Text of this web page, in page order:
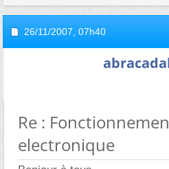
26/11/2007, 07h40
Re :
electronique